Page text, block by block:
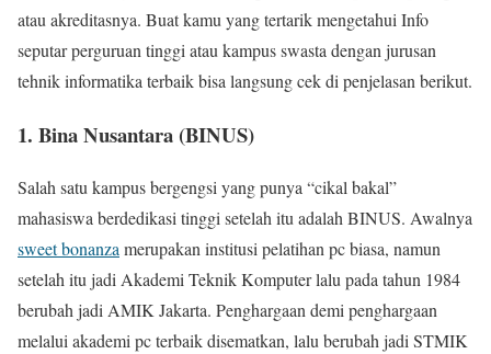
atau akreditasnya. Buat kamu yang tertarik mengetahui Info
seputar perguruan tinggi atau kampus swasta dengan jurusan
tehnik informatika terbaik bisa langsung cek di penjelasan berikut.
1. Bina Nusantara (BINUS)
Salah satu kampus bergengsi yang punya “cikal bakal”
mahasiswa berdedikasi tinggi setelah itu adalah BINUS. Awalnya
sweet bonanzamerupakan institusi pelatihan pc biasa, namun
setelah itu jadi Akademi Teknik Komputer lalu pada tahun 1984
berubah jadi AMIK Jakarta. Penghargaan demi penghargaan
melalui akademi pc terbaik disematkan, lalu berubah jadi STMIK